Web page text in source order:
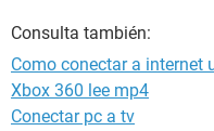
Consulta también:
Como conectar a internet
Xbox 360 lee mp4
Conectar pc a tv